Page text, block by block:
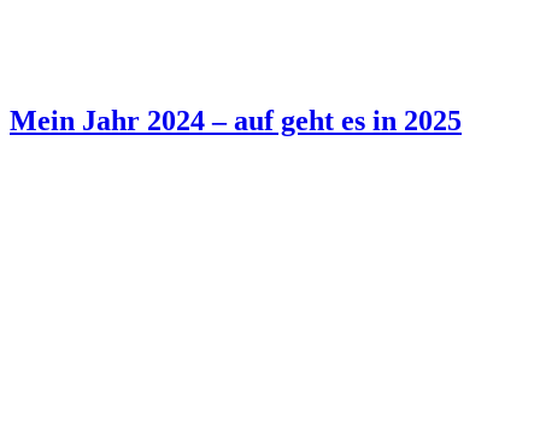
Mein Jahr 2024 – auf geht es in 2025